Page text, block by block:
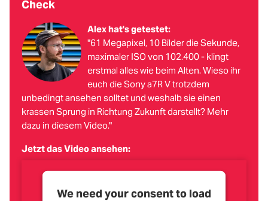
Check
Alex hat's getestet:
"61 Megapixel, 10 Bilder die Sekunde,
maximaler ISO von 102.400 - klingt
erstmal alles wie beim Alten. Wieso ihr
euch die Sony a7R V trotzdem
unbedingt ansehen solltet und weshalb sie einen
krassen Sprung in Richtung Zukunft darstellt? Mehr
dazu in diesem Video."
Jetzt das Video ansehen:
We need your consent to load